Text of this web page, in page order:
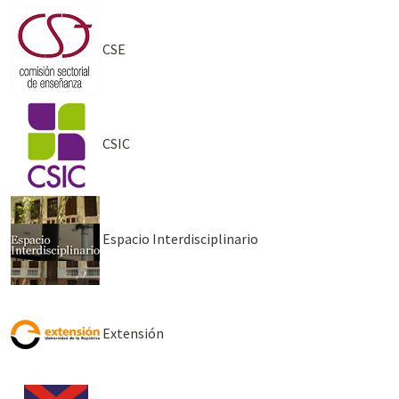
CSE
CSIC
Espacio Interdisciplinario
Extensión